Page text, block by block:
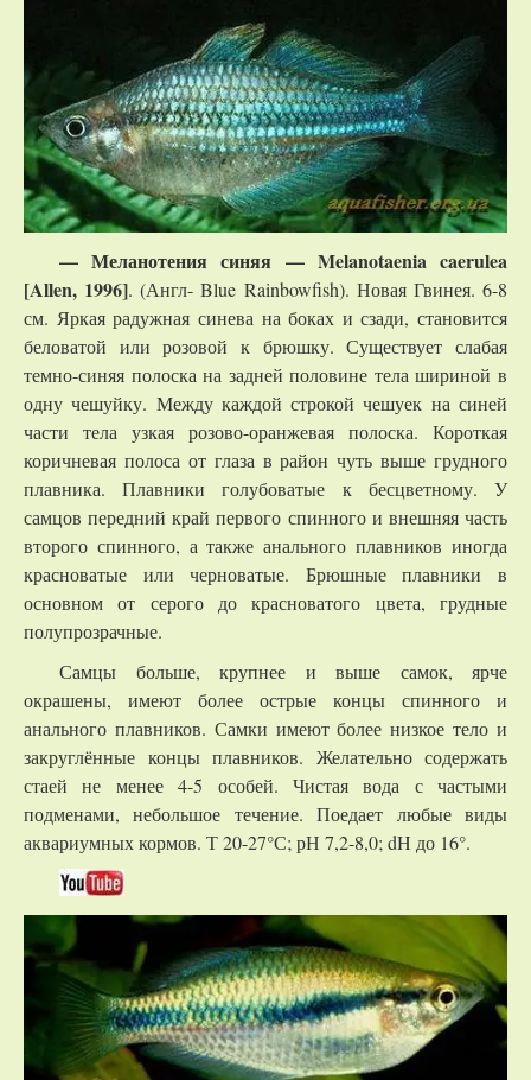
—Меланотения синяя — Melanotaenia caerulea
[Allen, 1996]. (Англ- Blue Rainbowfish). Новая Гвинея. 6-8
см. Яркая радужная синева на боках и сзади, становится
беловатой или розовой к брюшку. Существует слабая
темно-синяя полоска на задней половине тела шириной в
одну чешуйку. Между каждой строкой чешуек на синей
части тела узкая розово-оранжевая полоска. Короткая
коричневая полоса от глаза в район чуть выше грудного
плавника. Плавники голубоватые к бесцветному. У
самцов передний край первого спинного и внешняя часть
второго спинного, а также анального плавников иногда
красноватые или черноватые. Брюшные плавники в
основном от серого до красноватого цвета, грудные
полупрозрачные.
Самцы больше, крупнее и выше самок, ярче
окрашены, имеют более острые концы спинного и
анального плавников. Самки имеют более низкое тело и
закруглённые концы плавников. Желательно содержать
стаей не менее 4-5 особей. Чистая вода с частыми
подменами, небольшое течение. Поедает любые виды
аквариумных кормов. Т 20-27°С; рН 7,2-8,0; dH до 16°.